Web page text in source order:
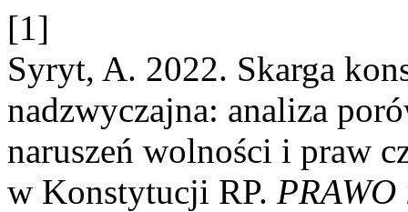
[1]
Syryt, A. 2022. Skarga
nadzwyczajna: analiza
naruszeń wolności i praw
w Konstytucji RP.